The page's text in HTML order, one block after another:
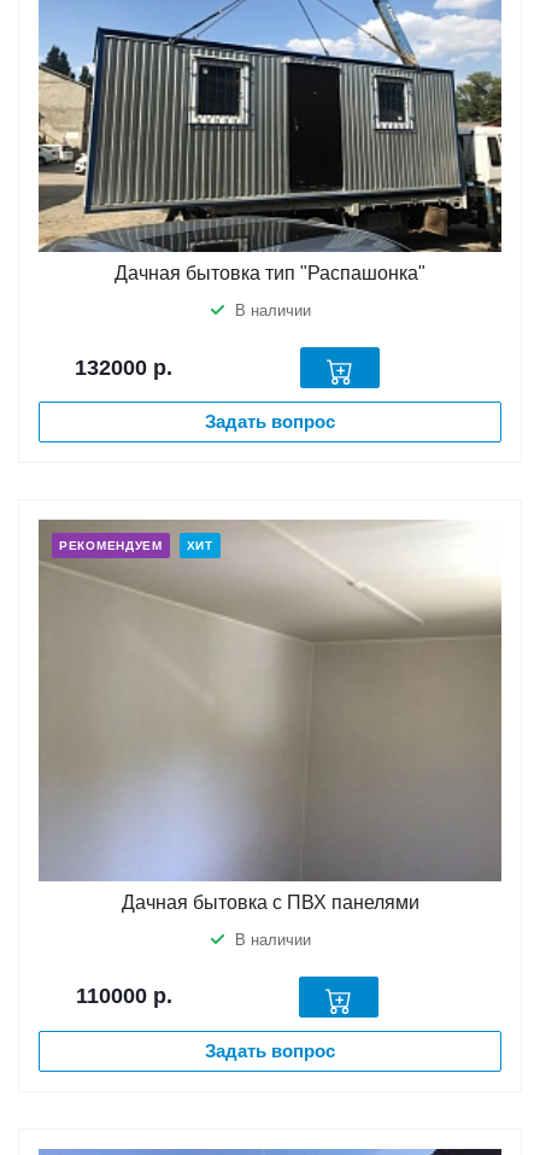
Дачная бытовка тип "Распашонка"
В наличии
132000 р.
Задать вопрос
РЕКОМЕНДУЕМ ХИТ
Дачная бытовка с ПВХ панелями
В наличии
110000 р.
Задать вопрос